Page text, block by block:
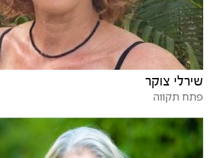
שירלי צוקר
פתח תקווה